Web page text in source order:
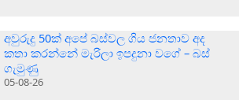
අවුරුදු 50ක් අපේ බස්වල ගිය ජනතාව අද
කතා කරන්නේ මැරිලා ඉපදුනා වගේ – බස්
ගැමුණු
05-08-26